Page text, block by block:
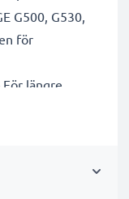
G500, G530,
för
För längre